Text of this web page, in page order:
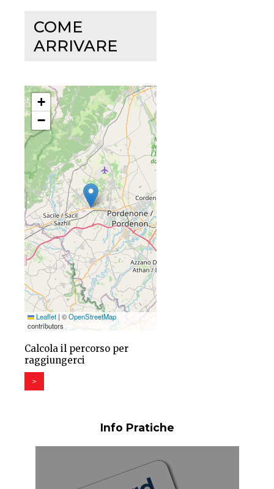
COME
ARRIVARE
+
−
Leaflet | ©OpenStreetMap
contributors
Calcola il percorso per
raggiungerci
>
Info Pratiche